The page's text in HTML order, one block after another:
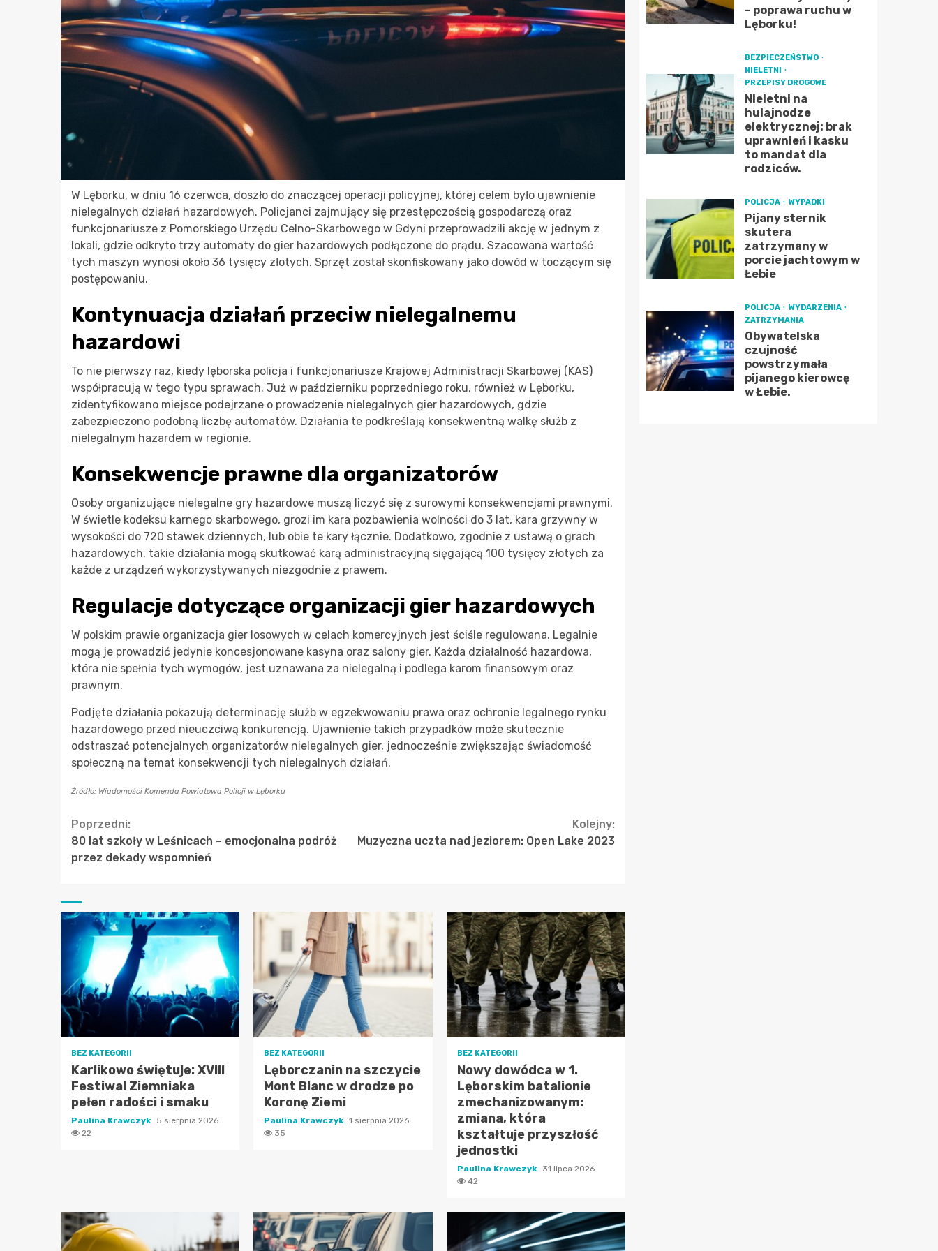
W Lęborku, w dniu 16 czerwca, doszło do znaczącej operacji policyjnej, której celem było ujawnienie
nielegalnych działań hazardowych. Policjanci zajmujący się przestępczością gospodarczą oraz
funkcjonariusze z Pomorskiego Urzędu Celno-Skarbowego w Gdyni przeprowadzili akcję w jednym z
lokali, gdzie odkryto trzy automaty do gier hazardowych podłączone do prądu. Szacowana wartość
tych maszyn wynosi około 36 tysięcy złotych. Sprzęt został skonfiskowany jako dowód w toczącym się
postępowaniu.
Kontynuacja działań przeciw nielegalnemu
hazardowi
To nie pierwszy raz, kiedy lęborska policja i funkcjonariusze Krajowej Administracji Skarbowej (KAS)
współpracują w tego typu sprawach. Już w październiku poprzedniego roku, również w Lęborku,
zidentyfikowano miejsce podejrzane o prowadzenie nielegalnych gier hazardowych, gdzie
zabezpieczono podobną liczbę automatów. Działania te podkreślają konsekwentną walkę służb z
nielegalnym hazardem w regionie.
Konsekwencje prawne dla organizatorów
Osoby organizujące nielegalne gry hazardowe muszą liczyć się z surowymi konsekwencjami prawnymi.
W świetle kodeksu karnego skarbowego, grozi im kara pozbawienia wolności do 3 lat, kara grzywny w
wysokości do 720 stawek dziennych, lub obie te kary łącznie. Dodatkowo, zgodnie z ustawą o grach
hazardowych, takie działania mogą skutkować karą administracyjną sięgającą 100 tysięcy złotych za
każde z urządzeń wykorzystywanych niezgodnie z prawem.
Regulacje dotyczące organizacji gier hazardowych
W polskim prawie organizacja gier losowych w celach komercyjnych jest ściśle regulowana. Legalnie
mogą je prowadzić jedynie koncesjonowane kasyna oraz salony gier. Każda działalność hazardowa,
która nie spełnia tych wymogów, jest uznawana za nielegalną i podlega karom finansowym oraz
prawnym.
Podjęte działania pokazują determinację służb w egzekwowaniu prawa oraz ochronie legalnego rynku
hazardowego przed nieuczciwą konkurencją. Ujawnienie takich przypadków może skutecznie
odstraszać potencjalnych organizatorów nielegalnych gier, jednocześnie zwiększając świadomość
społeczną na temat konsekwencji tych nielegalnych działań.
Źródło: Wiadomości Komenda Powiatowa Policji w Lęborku
Continue
Reading
Poprzedni:
80 lat szkoły w Leśnicach – emocjonalna podróż
przez dekady wspomnień
Kolejny:
Muzyczna uczta nad jeziorem: Open Lake 2023
BEZ KATEGORII
Karlikowo świętuje: XVIII
Festiwal Ziemniaka
pełen radości i smaku
Paulina Krawczyk
5 sierpnia 2026
22
BEZ KATEGORII
Lęborczanin na szczycie
Mont Blanc w drodze po
Koronę Ziemi
Paulina Krawczyk 1 sierpnia 2026
35
BEZ KATEGORII
Nowy dowódca w 1.
Lęborskim batalionie
zmechanizowanym:
zmiana, która
kształtuje przyszłość
jednostki
Paulina Krawczyk
31 lipca 2026
42
– poprawa ruchu w
Lęborku!
BEZPIECZEŃSTWO
NIELETNI
PRZEPISY DROGOWE
Nieletni na
hulajnodze
elektrycznej: brak
uprawnień i kasku
to mandat dla
rodziców.
POLICJA WYPADKI
Pijany sternik
skutera
zatrzymany w
porcie jachtowym w
Łebie
POLICJA
WYDARZENIA
ZATRZYMANIA
Obywatelska
czujność
powstrzymała
pijanego kierowcę
w Łebie.